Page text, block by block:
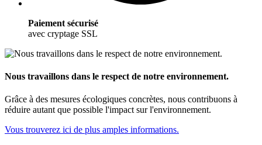
Paiement sécurisé
avec cryptage SSL
Nous travaillons dans le respect de notre environnement.
Grâce à des mesures écologiques concrètes, nous contribuons à
réduire autant que possible l'impact sur l'environnement.
Vous trouverez ici de plus amples informations.